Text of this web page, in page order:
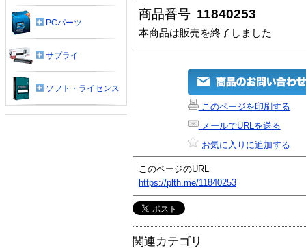
商品番号 11840253
本商品は販売を終了しました
このページを印刷する
メールでURLを送る
お気に入りに追加する
このページのURL
https://plth.me/11840253
関連カテゴリ
PCパーツ
サプライ
ソフト・ライセンス